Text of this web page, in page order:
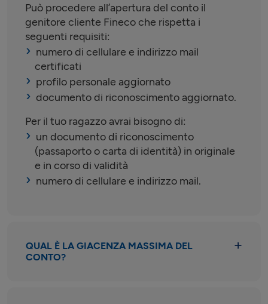
Può procedere all’apertura del conto il
genitore cliente Fineco che rispetta i
seguenti requisiti:
numero di cellulare e indirizzo mail
certificati
profilo personale aggiornato
documento di riconoscimento aggiornato.
Per il tuo ragazzo avrai bisogno di:
un documento di riconoscimento
(passaporto o carta di identità) in originale
e in corso di validità
numero di cellulare e indirizzo mail.
QUAL È LA GIACENZA MASSIMA DEL
CONTO?